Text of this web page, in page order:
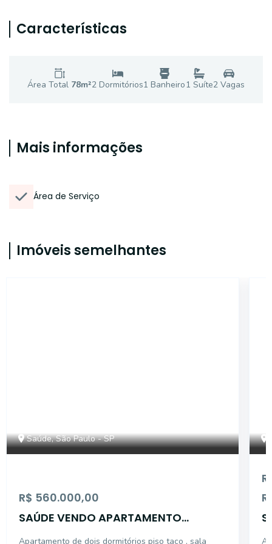
Características
Área Total 78m²2 Dormitórios1 Banheiro1 Suíte2Vagas
Mais informações
Área de Serviço
Imóveis semelhantes
Saúde, São Paulo - SP
R$ 560.000,00
SAÚDE VENDO APARTAMENTO
Apartamento de dois dormitórios piso taco , sala